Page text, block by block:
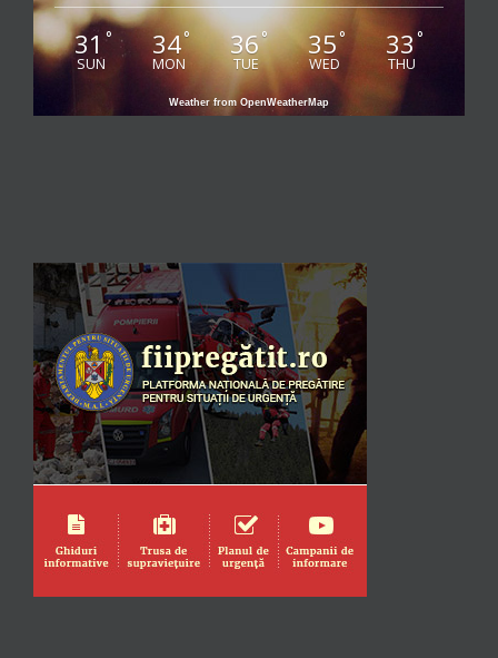
31 °
SUN
34°
MON
36°
TUE
35°
WED
33 °
THU
Weather from OpenWeatherMap